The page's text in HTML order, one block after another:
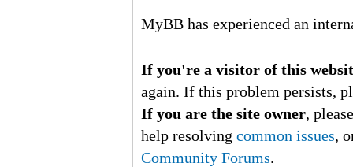
MyBB has experienced an
If you're a visitor of this
again. If this problem persists,
If you are the site owner,
help resolvingcommon issues,
Community Forums.